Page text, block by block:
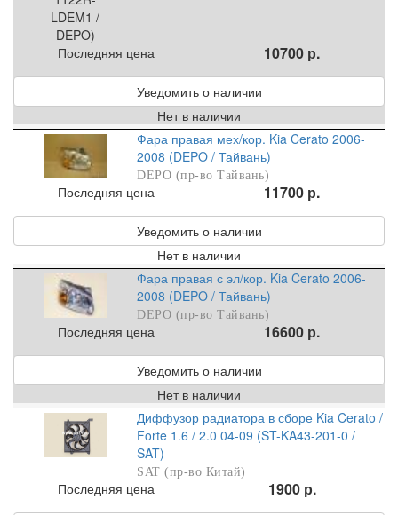
Последняя цена 10700 р.
Уведомить о наличии
Нет в наличии
Фара правая мех/кор. Kia Cerato 2006-
2008 (DEPO / Тайвань)
DEPO (пр-во Тайвань)
Последняя цена 11700 р.
Уведомить о наличии
Нет в наличии
Фара правая с эл/кор. Kia Cerato 2006-
2008 (DEPO / Тайвань)
DEPO (пр-во Тайвань)
Последняя цена 16600 р.
Уведомить о наличии
Нет в наличии
Диффузор радиатора в сборе Kia Cerato /
Forte 1.6 / 2.0 04-09 (ST-KA43-201-0 /
SAT)
SAT (пр-во Китай)
Последняя цена 1900 р.